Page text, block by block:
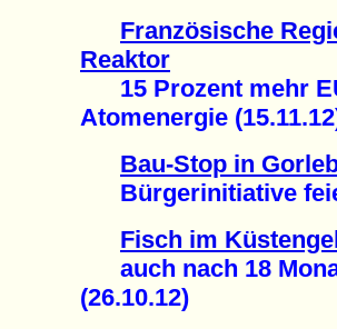
Französische
Reaktor
15 Prozent mehr
Atomenergie
Bau-Stop in
Bürgerinitiative
Fisch im
auch nach 18
(26.10.12)